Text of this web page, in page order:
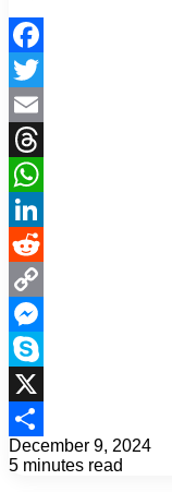
Facebook
Twitter
Email
Threads
WhatsApp
LinkedIn
Reddit
Copy
Link
Messenger
Skype
X
Share
December 9, 2024
5 minutes read